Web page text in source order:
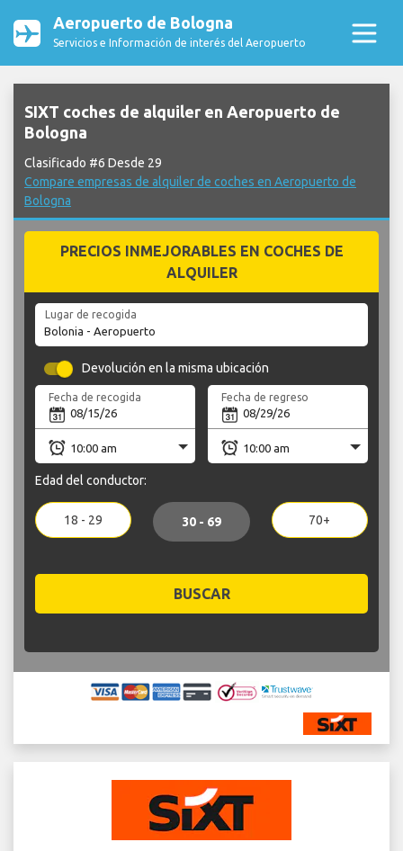
Aeropuerto de Bologna
Servicios e Información de interés del Aeropuerto
SIXT coches de alquiler en Aeropuerto de
Bologna
Clasificado #6 Desde 29
Compare empresas de alquiler de coches en Aeropuerto de
Bologna
PRECIOS INMEJORABLES EN COCHES DE
ALQUILER
Lugar de recogida
Devolución en la misma ubicación
Fecha de recogida Fecha de regreso
Edad del conductor:
18 - 29 30 - 69 70+
BUSCAR